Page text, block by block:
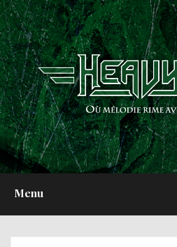
Menu
ACCUEIL
NEWS
CHRONIQUES
INTERVIEWS
REPORTS
A PROPOS